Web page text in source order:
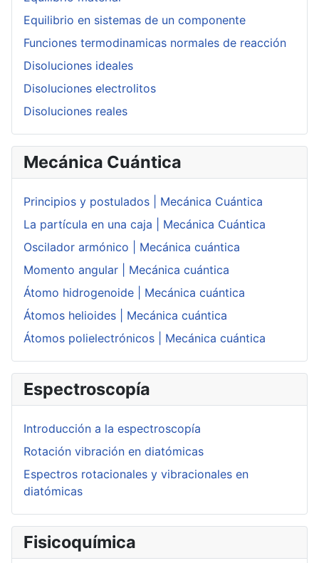
Equilibrio en sistemas de un componente
Funciones termodinamicas normales de reacción
Disoluciones ideales
Disoluciones electrolitos
Disoluciones reales
Mecánica Cuántica
Principios y postulados | Mecánica Cuántica
La partícula en una caja | Mecánica Cuántica
Oscilador armónico | Mecánica cuántica
Momento angular | Mecánica cuántica
Átomo hidrogenoide | Mecánica cuántica
Átomos helioides | Mecánica cuántica
Átomos polielectrónicos | Mecánica cuántica
Espectroscopía
Introducción a la espectroscopía
Rotación vibración en diatómicas
Espectros rotacionales y vibracionales en
diatómicas
Fisicoquímica